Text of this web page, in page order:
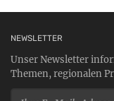
NEWSLETTER
Unser Newsletter
Themen, regionalen